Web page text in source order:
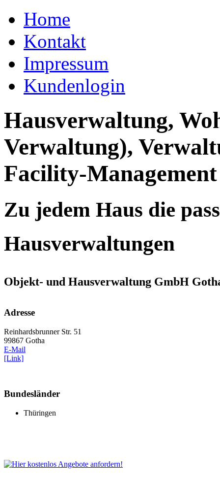
Home
Kontakt
Impressum
Kundenlogin
Hausverwaltung,
Verwaltung),
Facility-Management
Zu jedem Haus die
Hausverwaltungen
Objekt- und Hausverwaltung GmbH
Adresse
Reinhardsbrunner Str. 51
99867 Gotha
E-Mail
[Link]
Bundesländer
Thüringen